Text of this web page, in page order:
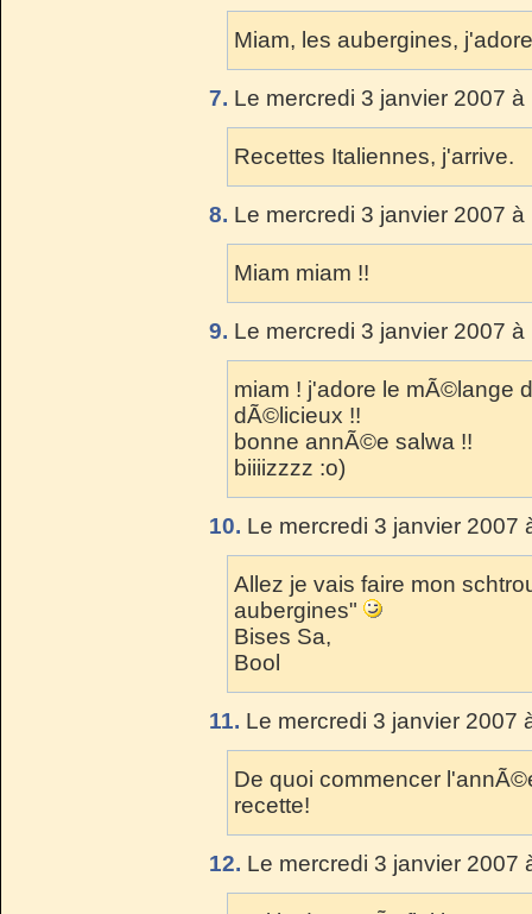
Miam, les aubergines,
7. Le mercredi 3 janvier 2007
Recettes Italiennes, j'arrive.
8. Le mercredi 3 janvier 2007
Miam miam !!
9. Le mercredi 3 janvier 2007
miam ! j'adore le mÃ©lange
dÃ©licieux !!
bonne annÃ©e salwa !!
biiiizzzz :o)
10. Le mercredi 3 janvier 2007
Allez je vais faire mon
aubergines"
Bises Sa,
Bool
11. Le mercredi 3 janvier 2007
De quoi commencer
recette!
12. Le mercredi 3 janvier 2007